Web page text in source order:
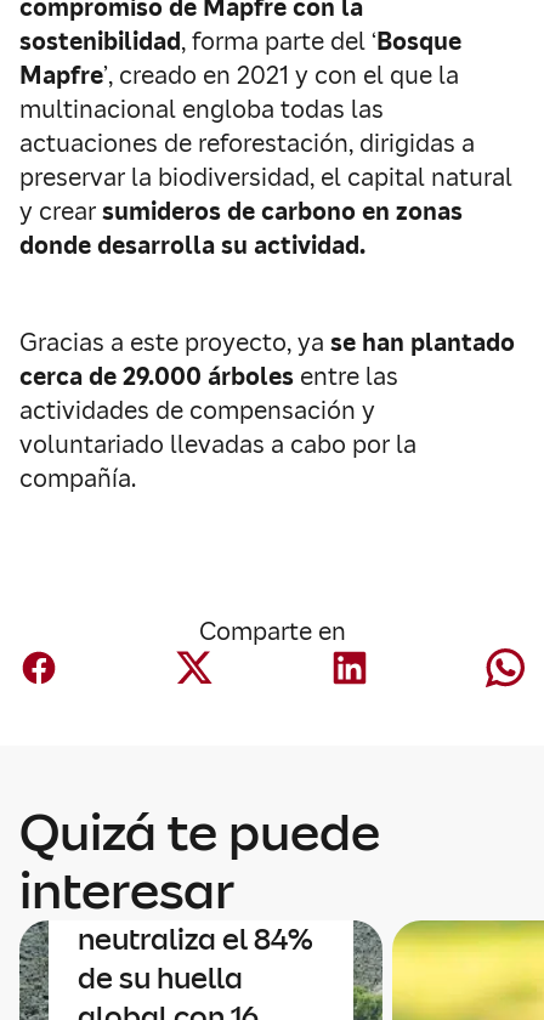
compromiso de Mapfre con la
sostenibilidad, forma parte del ‘Bosque
Mapfre’, creado en 2021 y con el que la
multinacional engloba todas las
actuaciones de reforestación, dirigidas a
preservar la biodiversidad, el capital natural
y crearsumideros de carbono en zonas
donde desarrolla su actividad.
Gracias a este proyecto, ya se han plantado
cerca de 29.000 árboles entre las
actividades de compensación y
voluntariado llevadas a cabo por la
compañía.
Comparte en
Quizá te puede
interesar
Mapfre
neutraliza el 84%
de su huella